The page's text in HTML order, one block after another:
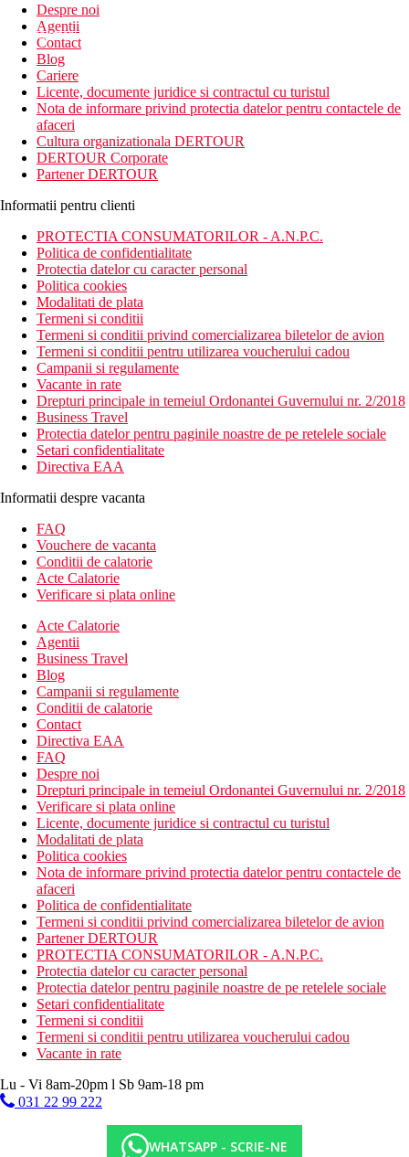
newsletter!
Despre noi
Agentii
Contact
Blog
Cariere
Licente, documente juridice si contractul cu turistul
Nota de informare privind protectia datelor pentru contactele de
afaceri
Cultura organizationala DERTOUR
DERTOUR Corporate
Partener DERTOUR
Informatii pentru clienti
PROTECTIA CONSUMATORILOR - A.N.P.C.
Politica de confidentialitate
Protectia datelor cu caracter personal
Politica cookies
Modalitati de plata
Termeni si conditii
Termeni si conditii privind comercializarea biletelor de avion
Termeni si conditii pentru utilizarea voucherului cadou
Campanii si regulamente
Vacante in rate
Drepturi principale in temeiul Ordonantei Guvernului nr. 2/2018
Business Travel
Protectia datelor pentru paginile noastre de pe retelele sociale
Setari confidentialitate
Directiva EAA
Informatii despre vacanta
FAQ
Vouchere de vacanta
Conditii de calatorie
Acte Calatorie
Verificare si plata online
Acte Calatorie
Agentii
Business Travel
Blog
Campanii si regulamente
Conditii de calatorie
Contact
Directiva EAA
FAQ
Despre noi
Drepturi principale in temeiul Ordonantei Guvernului nr. 2/2018
Verificare si plata online
Licente, documente juridice si contractul cu turistul
Modalitati de plata
Politica cookies
Nota de informare privind protectia datelor pentru contactele de
afaceri
Politica de confidentialitate
Termeni si conditii privind comercializarea biletelor de avion
Partener DERTOUR
PROTECTIA CONSUMATORILOR - A.N.P.C.
Protectia datelor cu caracter personal
Protectia datelor pentru paginile noastre de pe retelele sociale
Setari confidentialitate
Termeni si conditii
Termeni si conditii pentru utilizarea voucherului cadou
Vacante in rate
Lu - Vi 8am-20pm l Sb 9am-18 pm
031 22 99 222
WHATSAPP - SCRIE-NE